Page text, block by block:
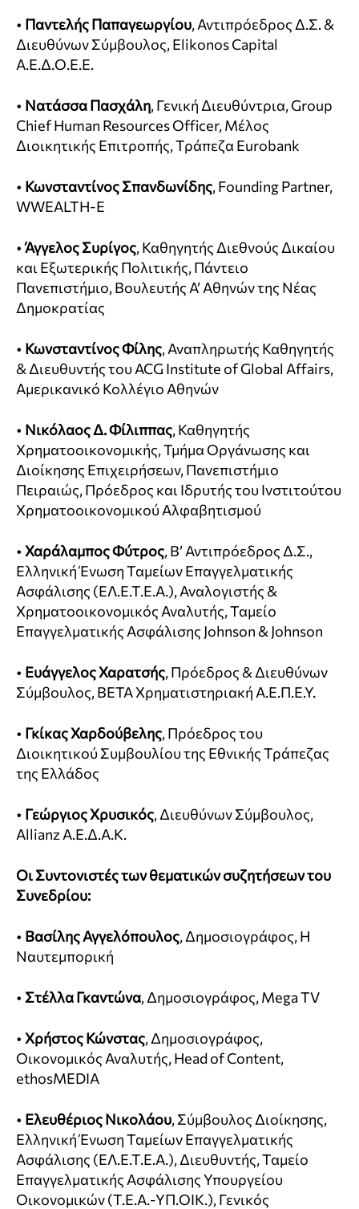
• Παντελής Παπαγεωργίου, Αντιπρόεδρος Δ.Σ. &
Διευθύνων Σύμβουλος, Elikonos Capital
Α.Ε.Δ.Ο.Ε.Ε.
• Νατάσσα Πασχάλη, Γενική Διευθύντρια, Group
Chief Human Resources Officer, Μέλος
Διοικητικής Επιτροπής, Τράπεζα Eurobank
• Κωνσταντίνος Σπανδωνίδης, Founding Partner,
WWEALTH-E
•Άγγελος Συρίγος, Καθηγητής Διεθνούς Δικαίου
και Εξωτερικής Πολιτικής, Πάντειο
Πανεπιστήμιο, Βουλευτής Α’ Αθηνών της Νέας
Δημοκρατίας
• Κωνσταντίνος Φίλης, Αναπληρωτής Καθηγητής
& Διευθυντής του ACG Institute of Global Affairs,
Αμερικανικό Κολλέγιο Αθηνών
• Νικόλαος Δ. Φίλιππας, Καθηγητής
Χρηματοοικονομικής, Τμήμα Οργάνωσης και
Διοίκησης Επιχειρήσεων, Πανεπιστήμιο
Πειραιώς, Πρόεδρος και Ιδρυτής του Ινστιτούτου
Χρηματοοικονομικού Αλφαβητισμού
• Χαράλαμπος Φύτρος, Β’ Αντιπρόεδρος Δ.Σ.,
Ελληνική Ένωση Ταμείων Επαγγελματικής
Ασφάλισης (ΕΛ.Ε.Τ.Ε.Α.), Αναλογιστής &
Χρηματοοικονομικός Αναλυτής, Ταμείο
Επαγγελματικής Ασφάλισης Johnson & Johnson
• Ευάγγελος Χαρατσής, Πρόεδρος & Διευθύνων
Σύμβουλος, ΒΕΤΑ Χρηματιστηριακή Α.Ε.Π.Ε.Υ.
• Γκίκας Χαρδούβελης, Πρόεδρος του
Διοικητικού Συμβουλίου της Εθνικής Τράπεζας
της Ελλάδος
• Γεώργιος Χρυσικός, Διευθύνων Σύμβουλος,
Allianz A.E.Δ.A.K.
Οι Συντονιστές των θεματικών συζητήσεων του
Συνεδρίου:
• Βασίλης Αγγελόπουλος, Δημοσιογράφος, Η
Ναυτεμπορική
• Στέλλα Γκαντώνα, Δημοσιογράφος, Mega TV
• Χρήστος Κώνστας, Δημοσιογράφος,
Οικονομικός Αναλυτής, Head of Content,
ethosMEDIA
• Ελευθέριος Νικολάου, Σύμβουλος Διοίκησης,
Ελληνική Ένωση Ταμείων Επαγγελματικής
Ασφάλισης (ΕΛ.Ε.Τ.Ε.Α.), Διευθυντής, Ταμείο
Επαγγελματικής Ασφάλισης Υπουργείου
Οικονομικών (Τ.Ε.Α.-ΥΠ.ΟΙΚ.), Γενικός